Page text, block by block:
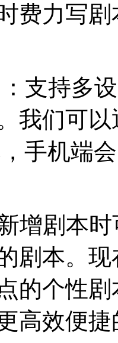
费力写
支持多
我们可
手机端
增剧本
剧本。
的个性
高效便